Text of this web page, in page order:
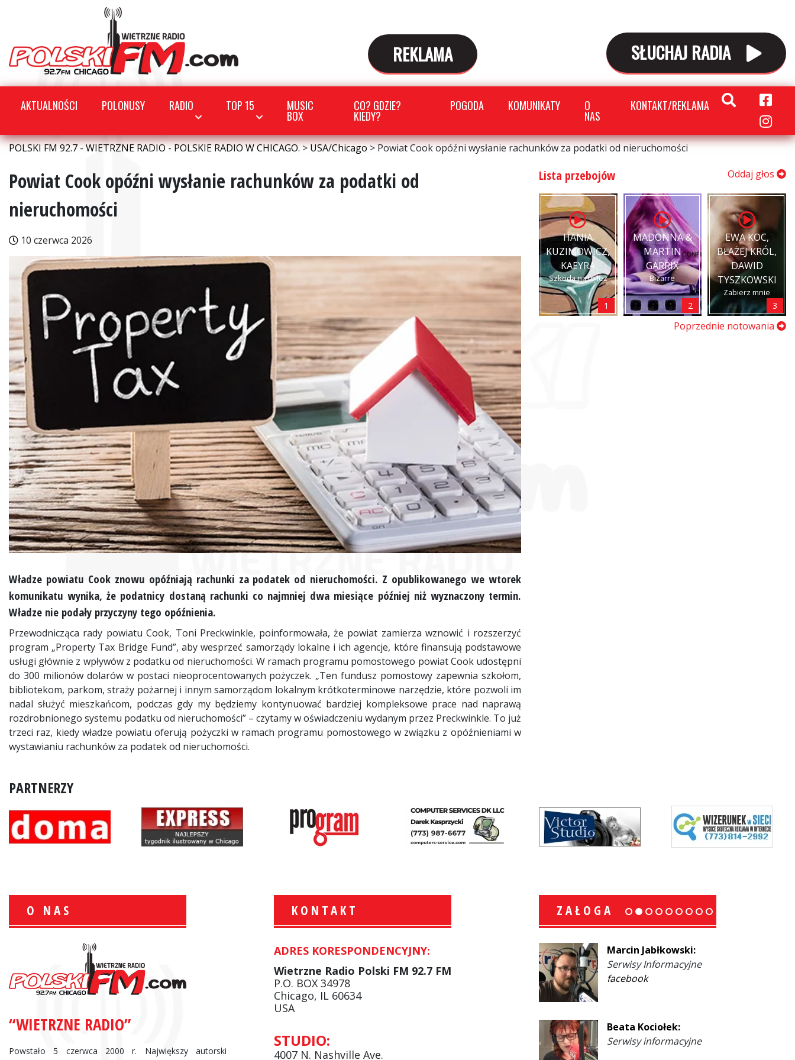
REKLAMA SŁUCHAJ RADIA
AKTUALNOŚCI POLONUSY RADIO TOP 15 MUSIC
BOX
CO? GDZIE?
KIEDY?
POGODA KOMUNIKATY O
NAS
KONTAKT/REKLAMA
POLSKI FM 92.7 - WIETRZNE RADIO - POLSKIE RADIO W CHICAGO.>USA/Chicago>Powiat Cook opóźni wysłanie rachunków za podatki od nieruchomości
Powiat Cook opóźni wysłanie rachunków za podatki od
nieruchomości
10 czerwca 2026
Władze powiatu Cook znowu opóźniają rachunki za podatek od nieruchomości. Z opublikowanego we wtorek
komunikatu wynika, że podatnicy dostaną rachunki co najmniej dwa miesiące później niż wyznaczony termin.
Władze nie podały przyczyny tego opóźnienia.
Przewodnicząca rady powiatu Cook, Toni Preckwinkle, poinformowała, że powiat zamierza wznowić i rozszerzyć
program „Property Tax Bridge Fund”, aby wesprzeć samorządy lokalne i ich agencje, które finansują podstawowe
usługi głównie z wpływów z podatku od nieruchomości. W ramach programu pomostowego powiat Cook udostępni
do 300 milionów dolarów w postaci nieoprocentowanych pożyczek. „Ten fundusz pomostowy zapewnia szkołom,
bibliotekom, parkom, straży pożarnej i innym samorządom lokalnym krótkoterminowe narzędzie, które pozwoli im
nadal służyć mieszkańcom, podczas gdy my będziemy kontynuować bardziej kompleksowe prace nad naprawą
rozdrobnionego systemu podatku od nieruchomości” – czytamy w oświadczeniu wydanym przez Preckwinkle. To już
trzeci raz, kiedy władze powiatu oferują pożyczki w ramach programu pomostowego w związku z opóźnieniami w
wystawianiu rachunków za podatek od nieruchomości.
Lista przebojów Oddaj głos
HANIA
KUZIMOWICZ,
KAEYRA
Szkoda na to łez
1
MADONNA &
MARTIN
GARRIX
Bizarre
2
EWA KOC,
BŁAŻEJ KRÓL,
DAWID
TYSZKOWSKI
Zabierz mnie
3
Poprzednie notowania
PARTNERZY
O NAS
“WIETRZNE RADIO”
Powstało 5 czerwca 2000 r. Największy autorski
KONTAKT
ADRES KORESPONDENCYJNY:
Wietrzne Radio Polski FM 92.7 FM
P.O. BOX 34978
Chicago, IL 60634
USA
STUDIO:
4007 N. Nashville Ave.
ZAŁOGA
Informacje Giełdowe
Krzysztof Wawer:
Komentator
facebook
Marcin Jabłkowski:
Serwisy Informacyjne
facebook
Beata Kociołek:
Serwisy informacyjne